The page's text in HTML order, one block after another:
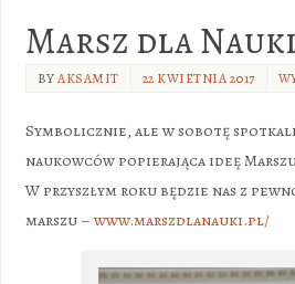
Marsz dla Nauki
BYAKSAMIT 22 KWIETNIA 2017
Symbolicznie, ale w sobotę
naukowców popierająca ideę
W przyszłym roku będzie nas z
marszu –www.marszdlanauki.pl/